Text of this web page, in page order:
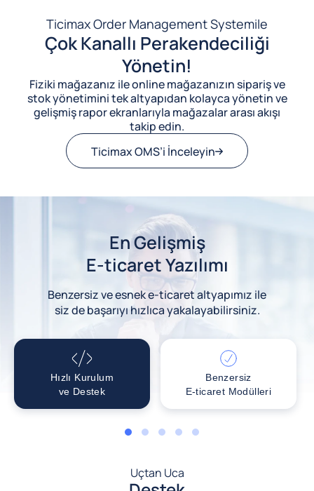
Ticimax Order Management Systemile
Çok Kanallı Perakendeciliği
Yönetin!
Fiziki mağazanız ile online mağazanızın sipariş ve
stok yönetimini tek altyapıdan kolayca yönetin ve
gelişmiş rapor ekranlarıyla mağazalar arası akışı
takip edin.
Ticimax OMS’i İnceleyin
En Gelişmiş
E-ticaret Yazılımı
Benzersiz ve esnek e-ticaret altyapımız ile
siz de başarıyı hızlıca yakalayabilirsiniz.
Hızlı Kurulum
ve Destek
Benzersiz
E-ticaret Modülleri
1 2 3 4 5
Uçtan Uca